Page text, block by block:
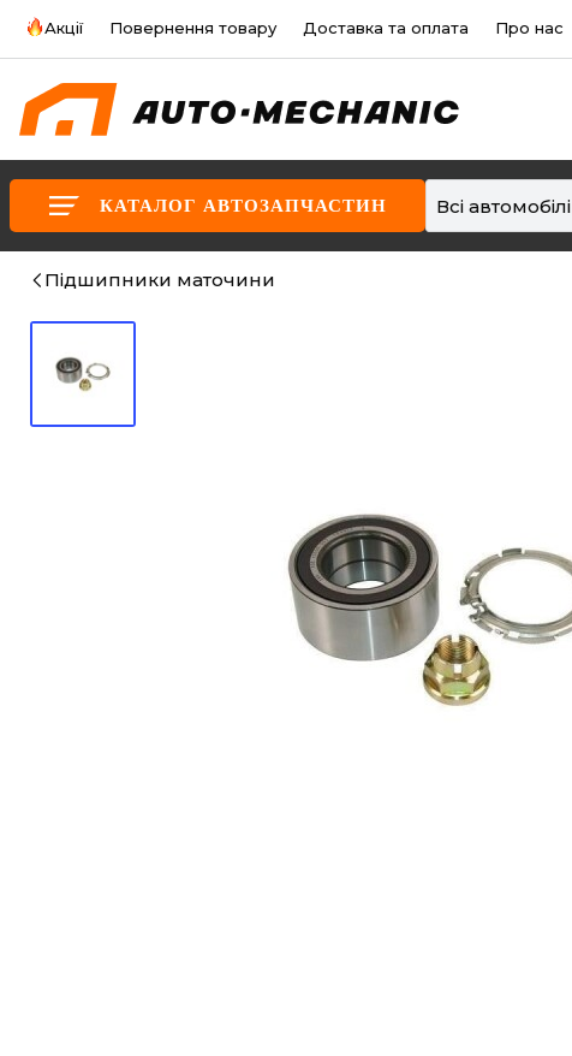
Акції Повернення товару Доставка та оплата Про нас
КАТАЛОГ АВТОЗАПЧАСТИН Всі автомобілі
Підшипники маточини